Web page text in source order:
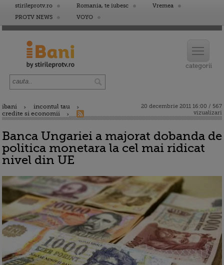
stirileprotv.ro Romania, te iubesc
Vremea
PROTV NEWS
VOYO
ibani
incontul tau
credite si economii
20 decembrie 2011 16:00 / 567
vizualizari
Banca Ungariei a majorat dobanda de
politica monetara la cel mai ridicat
nivel din UE